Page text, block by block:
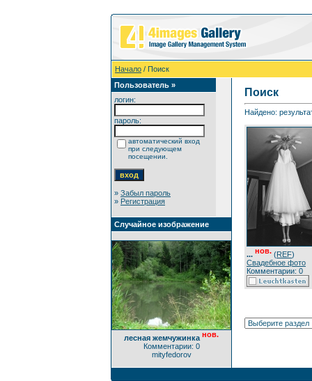
Начало / Поиск
Пользователь »
логин:
пароль:
автоматический вход
при следующем
посещении.
» Забыл пароль
» Регистрация
Случайное изображение
лесная жемчужинка нов.
Комментарии: 0
mityfedorov
Поиск
Найдено:
... нов. (REF)
Свадебное фото
Комментарии: 0